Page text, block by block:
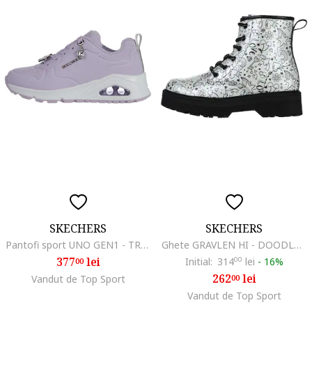
SKECHERS
Pantofi sport UNO GEN1 - TRENDY JEWELS 310562LLAV
37700lei
Vandut de Top Sport
SKECHERS
Ghete GRAVLEN HI - DOODLE 303408LSLBK
Initial: 31400 lei - 16%
26200lei
Vandut de Top Sport